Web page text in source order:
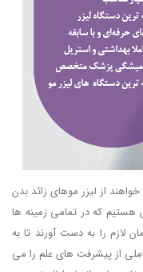
از لیزر موهای زائد بدن
هستیم که در تمامی زمینه ها
لازم را به دست آورند تا به
از پیشرفت های علم را می